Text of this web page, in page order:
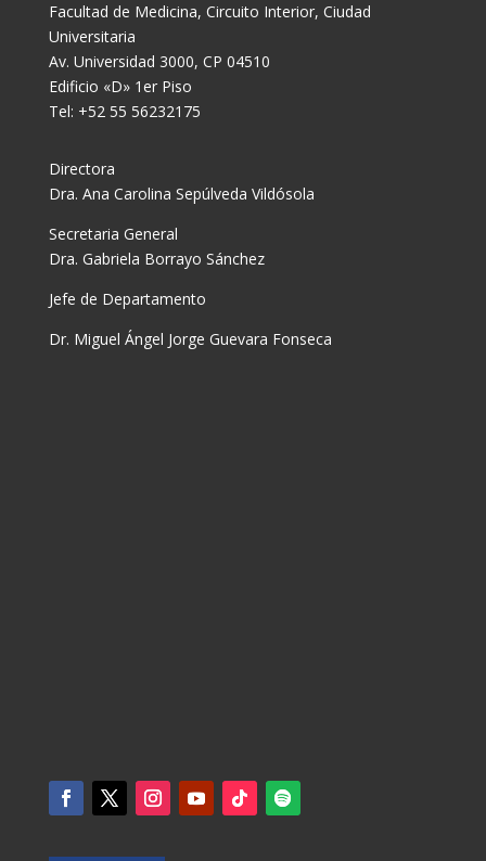
Facultad de Medicina, Circuito Interior, Ciudad
Universitaria
Av. Universidad 3000, CP 04510
Edificio «D» 1er Piso
Tel: +52 55 56232175
Directora
Dra. Ana Carolina Sepúlveda Vildósola
Secretaria General
Dra. Gabriela Borrayo Sánchez
Jefe de Departamento
Dr. Miguel Ángel Jorge Guevara Fonseca